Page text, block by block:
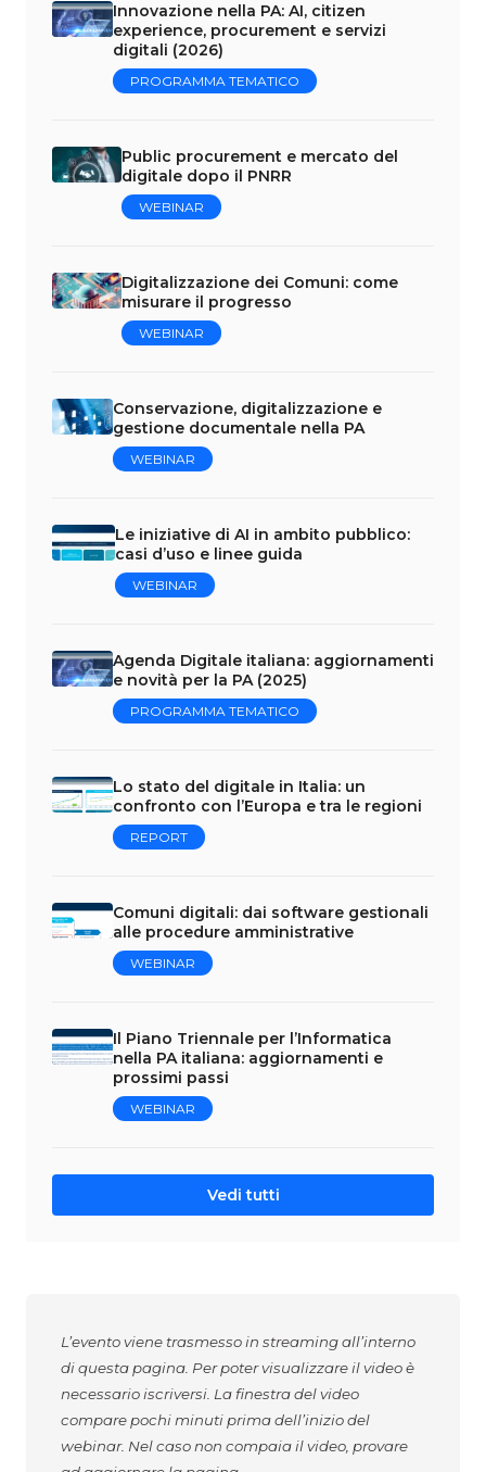
Innovazione nella PA: AI, citizen
experience, procurement e servizi
digitali (2026)
PROGRAMMA TEMATICO
Public procurement e mercato del
digitale dopo il PNRR
WEBINAR
Digitalizzazione dei Comuni: come
misurare il progresso
WEBINAR
Conservazione, digitalizzazione e
gestione documentale nella PA
WEBINAR
Le iniziative di AI in ambito pubblico:
casi d’uso e linee guida
WEBINAR
Agenda Digitale italiana: aggiornamenti
e novità per la PA (2025)
PROGRAMMA TEMATICO
Lo stato del digitale in Italia: un
confronto con l’Europa e tra le regioni
REPORT
Comuni digitali: dai software gestionali
alle procedure amministrative
WEBINAR
Il Piano Triennale per l’Informatica
nella PA italiana: aggiornamenti e
prossimi passi
WEBINAR
Vedi tutti
L’evento viene trasmesso in streaming all’interno
di questa pagina. Per poter visualizzare il video è
necessario iscriversi. La finestra del video
compare pochi minuti prima dell’inizio del
webinar. Nel caso non compaia il video, provare